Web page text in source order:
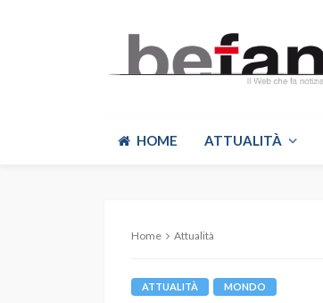
HOME ATTUALITÀ
Home Attualità
ATTUALITÀ MONDO